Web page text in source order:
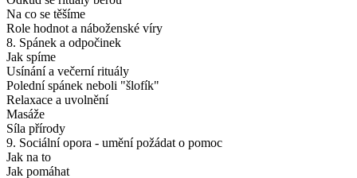
Na co se těšíme
Role hodnot a náboženské víry
8. Spánek a odpočinek
Jak spíme
Usínání a večerní rituály
Polední spánek neboli "šlofík"
Relaxace a uvolnění
Masáže
Síla přírody
9. Sociální opora - umění požádat o pomoc
Jak na to
Jak pomáhat